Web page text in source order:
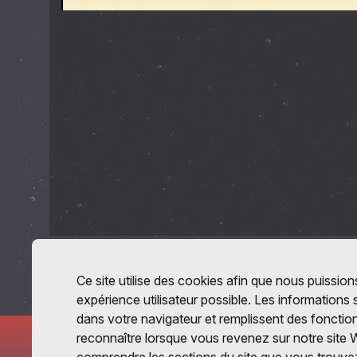
Ce site utilise des cookies afin que nous
expérience utilisateur possible. Les
dans votre navigateur et remplissent des
reconnaître lorsque vous revenez sur notre site